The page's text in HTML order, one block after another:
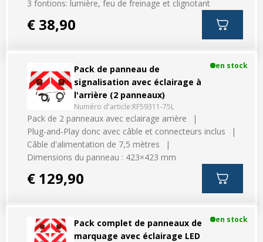
3 fontions: lumière, feu de freinage et clignotant
€ 38,90
Pack de panneau de
signalisation avec éclairage à
l'arrière (2 panneaux)
Numéro d'article:RF59311-75L
en stock
Pack de 2 panneaux avec eclairage arrière
Plug-and-Play donc avec câble et connecteurs inclus
Câble d'alimentation de 7,5 mètres
Dimensions du panneau : 423×423 mm
€ 129,90
Pack complet de panneaux de
marquage avec éclairage LED
en stock